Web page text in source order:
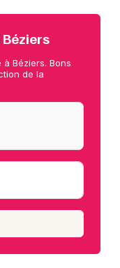
Béziers. Bons
de la